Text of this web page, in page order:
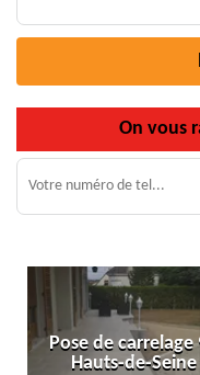
On vous
Pose de carrelage
Hauts-de-Seine